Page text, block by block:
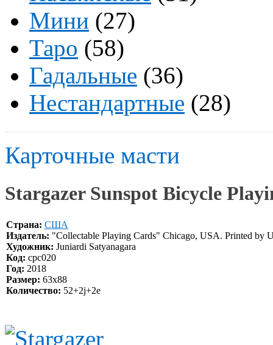
Мини (27)
Таро (58)
Гадальные (36)
Нестандартные (28)
Карточные масти
Stargazer Sunspot Bicycle
Страна: США
Издатель: "Collectable Playing Cards" Chicago, USA. Printed by
Художник: Juniardi Satyanagara
Код: cpc020
Год: 2018
Размер: 63x88
Количество: 52+2j+2e